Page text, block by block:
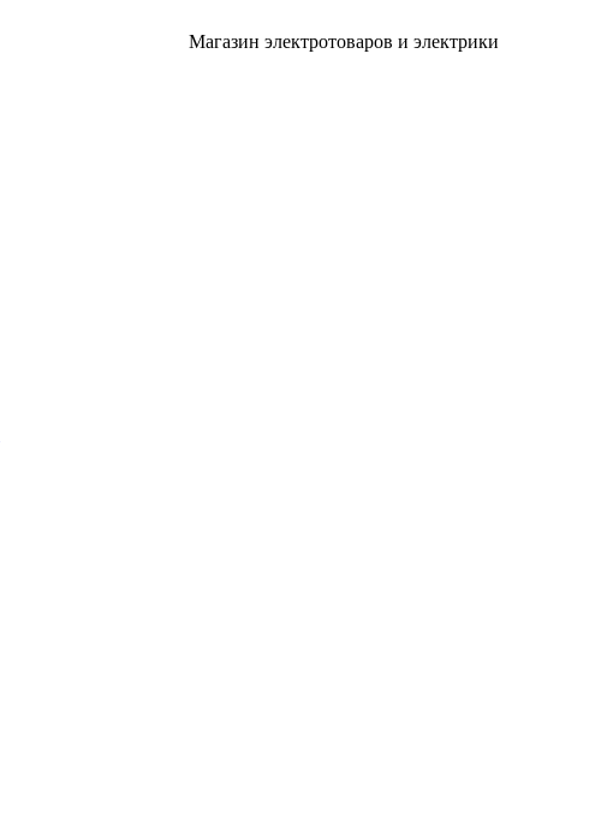
Магазин электротоваров и электрики